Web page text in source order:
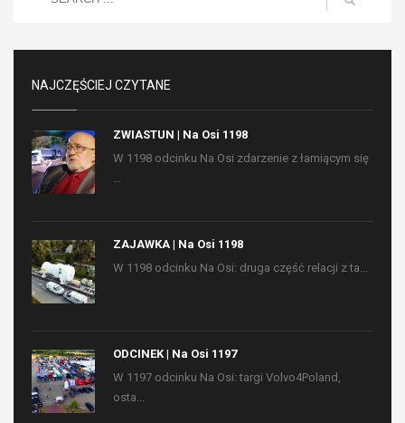
NAJCZĘŚCIEJ CZYTANE
ZWIASTUN | Na Osi 1198
W 1198 odcinku Na Osi zdarzenie z łamiącym się
ZAJAWKA | Na Osi 1198
W 1198 odcinku Na Osi: druga część relacji z ta...
ODCINEK | Na Osi 1197
W 1197 odcinku Na Osi: targi Volvo4Poland,
osta...